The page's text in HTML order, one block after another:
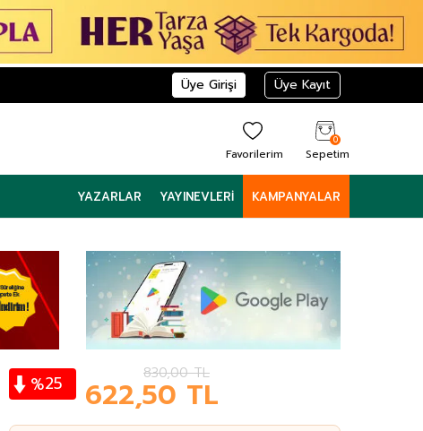
Üye Girişi Üye Kayıt
Favorilerim
0
Sepetim
YAZARLAR YAYINEVLERI KAMPANYALAR
%25 830,00TL
622,50 TL